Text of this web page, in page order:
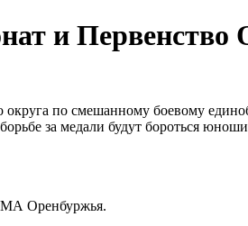
и
по смешанному боевому
за медали будут бороться
Оренбуржья.